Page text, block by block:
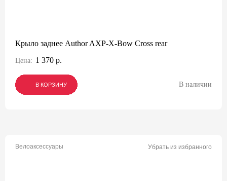
Крыло заднее Author AXP-X-Bow Cross rear
Цена: 1 370 р.
В КОРЗИНУ
В КОРЗИНУ
В КОРЗИНУ В наличии
Велоаксессуары Убрать из избранного